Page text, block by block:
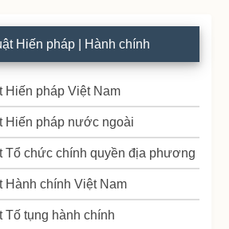
Hiến pháp | Hành chính
Hiến pháp Việt Nam
Hiến pháp nước ngoài
Tổ chức chính quyền địa phương
Hành chính Việt Nam
Tố tụng hành chính